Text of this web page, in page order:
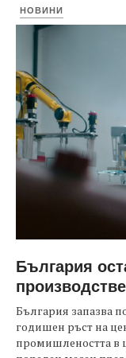
НОВИНИ
България
България запазва
годишен ръст на
промишлеността в